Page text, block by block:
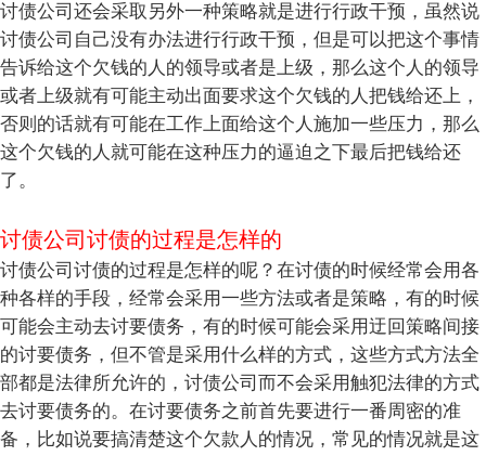
讨债公司还会采取另外一种策略就是进行行政干预，虽然说
讨债公司自己没有办法进行行政干预，但是可以把这个事情
告诉给这个欠钱的人的领导或者是上级，那么这个人的领导
或者上级就有可能主动出面要求这个欠钱的人把钱给还上，
否则的话就有可能在工作上面给这个人施加一些压力，那么
这个欠钱的人就可能在这种压力的逼迫之下最后把钱给还
了。
讨债公司讨债的过程是怎样的
讨债公司讨债的过程是怎样的呢？在讨债的时候经常会用各
种各样的手段，经常会采用一些方法或者是策略，有的时候
可能会主动去讨要债务，有的时候可能会采用迂回策略间接
的讨要债务，但不管是采用什么样的方式，这些方式方法全
部都是法律所允许的，讨债公司而不会采用触犯法律的方式
去讨要债务的。在讨要债务之前首先要进行一番周密的准
备，比如说要搞清楚这个欠款人的情况，常见的情况就是这